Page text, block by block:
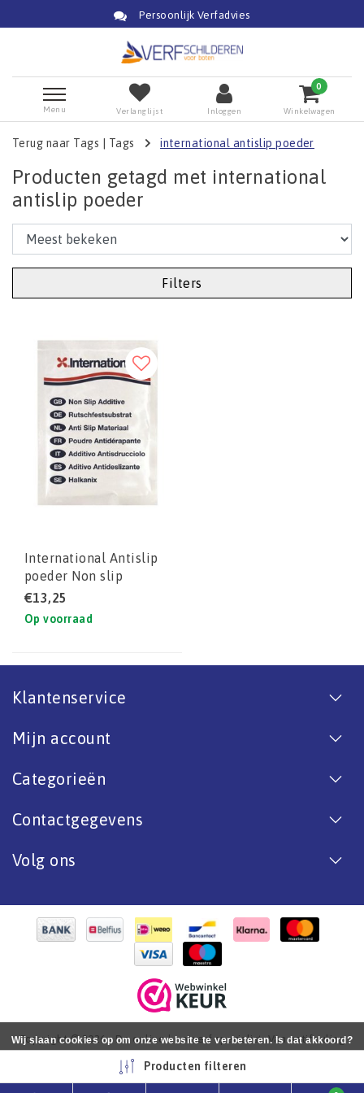
Persoonlijk Verfadvies
Menu Verlanglijst Inloggen
0
Winkelwagen
Terug naar Tags Tags international antislip poeder
Producten getagd met international
antislip poeder
Filters
International Antislip
poeder Non slip
Additive 20 gram
€13,25
Op voorraad
Klantenservice
Mijn account
Categorieën
Contactgegevens
Volg ons
Copyright © 2026 - De online bootverf specialist. Van antifouling
tot aflak. - All rights reserved - RealizationInStijl Media
Producten filteren
Wij slaan cookies op om onze website te verbeteren. Is dat akkoord?
Nee Meer over cookies »